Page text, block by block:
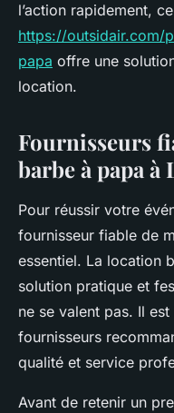
l’action rapidement,
https://outsidair.com/
papa offre une
location.
Fournisseurs
barbe à papa à
Pour réussir votre
fournisseur fiable de
essentiel. La location
solution pratique et
ne se valent pas. Il
fournisseurs
qualité et service
Avant de retenir un